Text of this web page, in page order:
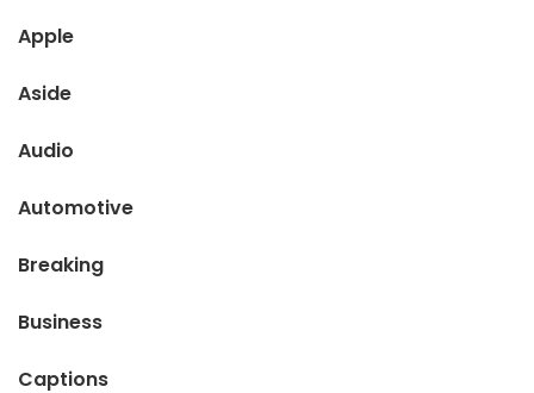
Apple
Aside
Audio
Automotive
Breaking
Business
Captions